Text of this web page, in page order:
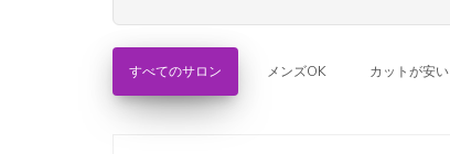
すべてのサロン メンズOK カットが安い